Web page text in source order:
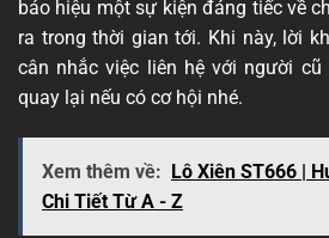
báo hiệu một sự kiện đáng tiếc về
ra trong thời gian tới. Khi này, lời
cân nhắc việc liên hệ với người
quay lại nếu có cơ hội nhé.
Xem thêm về: Lô Xiên ST666 |
Chi Tiết Từ A - Z